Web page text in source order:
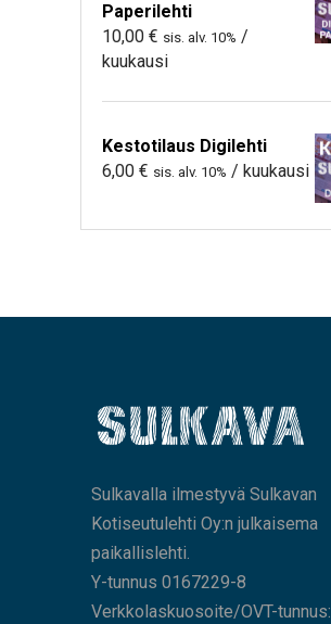
Paperilehti
10,00 € sis. alv. 10% /
kuukausi
Kestotilaus Digilehti
6,00 € sis. alv. 10% / kuukausi
Sulkavalla ilmestyvä Sulkavan
Kotiseutulehti Oy:n julkaisema
paikallislehti.
Y-tunnus 0167229-8
Verkkolaskuosoite/OVT-tunnus: